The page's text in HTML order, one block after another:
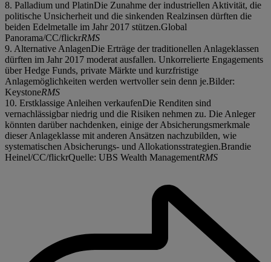
8. Palladium und PlatinDie Zunahme der industriellen Aktivität, die
politische Unsicherheit und die sinkenden Realzinsen dürften die
beiden Edelmetalle im Jahr 2017 stützen.Global
Panorama/CC/flickrRMS
9. Alternative AnlagenDie Erträge der traditionellen Anlageklassen
dürften im Jahr 2017 moderat ausfallen. Unkorrelierte Engagements
über Hedge Funds, private Märkte und kurzfristige
Anlagemöglichkeiten werden wertvoller sein denn je.Bilder:
KeystoneRMS
10. Erstklassige Anleihen verkaufenDie Renditen sind
vernachlässigbar niedrig und die Risiken nehmen zu. Die Anleger
könnten darüber nachdenken, einige der Absicherungsmerkmale
dieser Anlageklasse mit anderen Ansätzen nachzubilden, wie
systematischen Absicherungs- und Allokationsstrategien.Brandie
Heinel/CC/flickrQuelle: UBS Wealth ManagementRMS